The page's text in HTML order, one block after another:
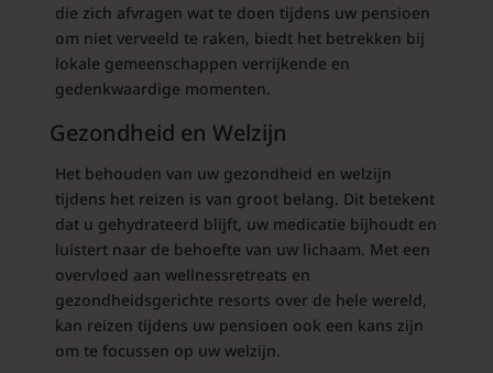
die zich afvragen wat te doen tijdens uw pensioen
om niet verveeld te raken, biedt het betrekken bij
lokale gemeenschappen verrijkende en
gedenkwaardige momenten.
Gezondheid en Welzijn
Het behouden van uw gezondheid en welzijn
tijdens het reizen is van groot belang. Dit betekent
dat u gehydrateerd blijft, uw medicatie bijhoudt en
luistert naar de behoefte van uw lichaam. Met een
overvloed aan wellnessretreats en
gezondheidsgerichte resorts over de hele wereld,
kan reizen tijdens uw pensioen ook een kans zijn
om te focussen op uw welzijn.